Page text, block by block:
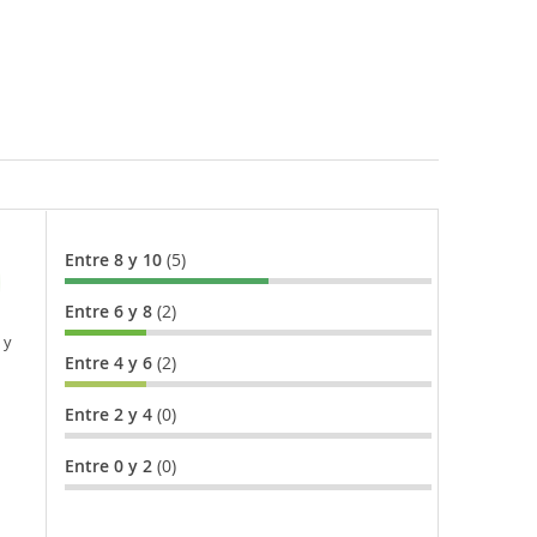
y
Entre 8 y 10 (5)
Entre 6 y 8 (2)
Entre 4 y 6 (2)
Entre 2 y 4 (0)
Entre 0 y 2 (0)